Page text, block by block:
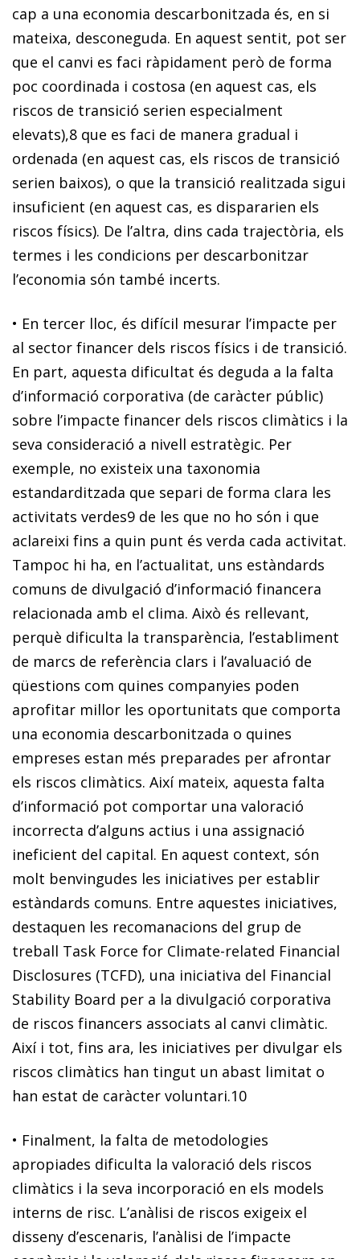
cap a una economia descarbonitzada és, en si
mateixa, desconeguda. En aquest sentit, pot ser
que el canvi es faci ràpidament però de forma
poc coordinada i costosa (en aquest cas, els
riscos de transició serien especialment
elevats),8 que es faci de manera gradual i
ordenada (en aquest cas, els riscos de transició
serien baixos), o que la transició realitzada sigui
insuficient (en aquest cas, es dispararien els
riscos físics). De l’altra, dins cada trajectòria, els
termes i les condicions per descarbonitzar
l’economia són també incerts.
• En tercer lloc, és difícil mesurar l’impacte per
al sector financer dels riscos físics i de transició.
En part, aquesta dificultat és deguda a la falta
d’informació corporativa (de caràcter públic)
sobre l’impacte financer dels riscos climàtics i la
seva consideració a nivell estratègic. Per
exemple, no existeix una taxonomia
estandarditzada que separi de forma clara les
activitats verdes9 de les que no ho són i que
aclareixi fins a quin punt és verda cada activitat.
Tampoc hi ha, en l’actualitat, uns estàndards
comuns de divulgació d’informació financera
relacionada amb el clima. Això és rellevant,
perquè dificulta la transparència, l’establiment
de marcs de referència clars i l’avaluació de
qüestions com quines companyies poden
aprofitar millor les oportunitats que comporta
una economia descarbonitzada o quines
empreses estan més preparades per afrontar
els riscos climàtics. Així mateix, aquesta falta
d’informació pot comportar una valoració
incorrecta d’alguns actius i una assignació
ineficient del capital. En aquest context, són
molt benvingudes les iniciatives per establir
estàndards comuns. Entre aquestes iniciatives,
destaquen les recomanacions del grup de
treball Task Force for Climate-related Financial
Disclosures (TCFD), una iniciativa del Financial
Stability Board per a la divulgació corporativa
de riscos financers associats al canvi climàtic.
Així i tot, fins ara, les iniciatives per divulgar els
riscos climàtics han tingut un abast limitat o
han estat de caràcter voluntari.10
• Finalment, la falta de metodologies
apropiades dificulta la valoració dels riscos
climàtics i la seva incorporació en els models
interns de risc. L’anàlisi de riscos exigeix el
disseny d’escenaris, l’anàlisi de l’impacte